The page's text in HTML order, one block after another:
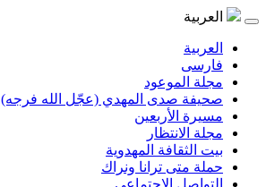
العربية
العربية
فارسی
مجلة الموعود
صحيفة صدى المهدي (عجّل الله فرجه)
مسيرة الأربعين
مجلة الانتظار
بيت الثقافة المهدوية
حملة متى ترانا ونراك
التواصل الاجتماعي